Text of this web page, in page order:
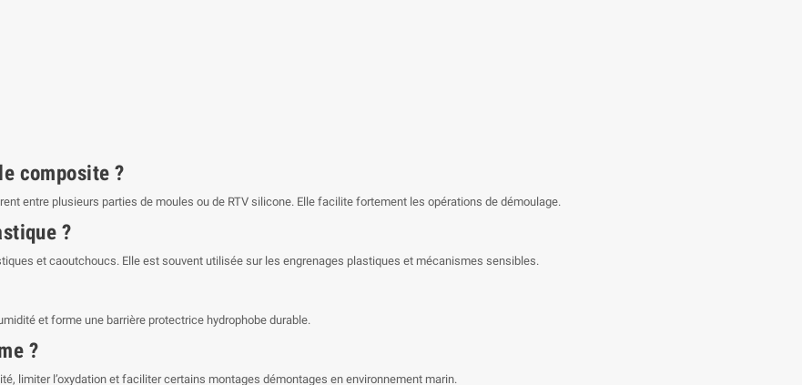
composite ?
entre plusieurs parties de moules ou de RTV silicone. Elle facilite fortement les opérations de démoulage.
?
et caoutchoucs. Elle est souvent utilisée sur les engrenages plastiques et mécanismes sensibles.
et forme une barrière protectrice hydrophobe durable.
?
limiter l’oxydation et faciliter certains montages démontages en environnement marin.